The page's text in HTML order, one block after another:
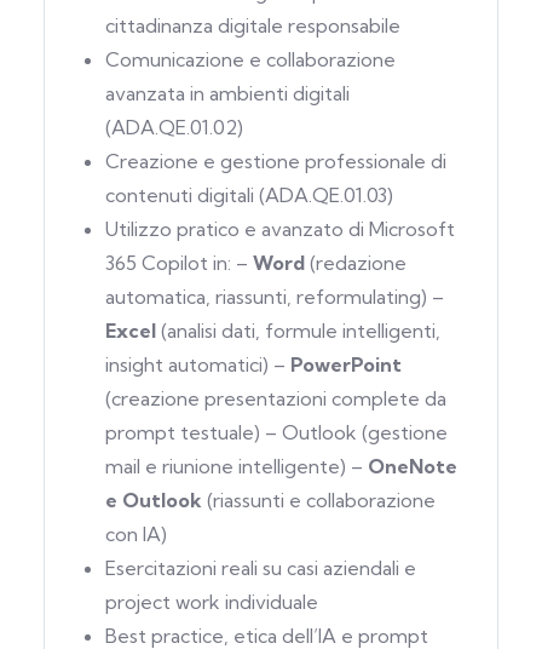
cittadinanza digitale responsabile
Comunicazione e collaborazione
avanzata in ambienti digitali
(ADA.QE.01.02)
Creazione e gestione professionale di
contenuti digitali (ADA.QE.01.03)
Utilizzo pratico e avanzato di Microsoft
365 Copilot in: – Word (redazione
automatica, riassunti, reformulating) –
Excel (analisi dati, formule intelligenti,
insight automatici) – PowerPoint
(creazione presentazioni complete da
prompt testuale) – Outlook (gestione
mail e riunione intelligente) – OneNote
e Outlook (riassunti e collaborazione
con IA)
Esercitazioni reali su casi aziendali e
project work individuale
Best practice, etica dell’IA e prompt